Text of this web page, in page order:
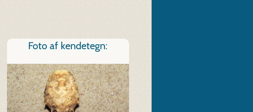
Foto af kendetegn: